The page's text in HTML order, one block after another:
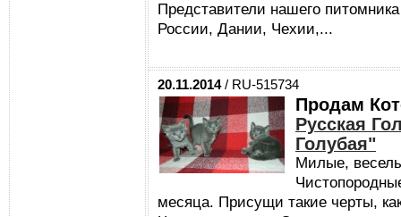
Представители нашего
России, Дании, Чехии,...
20.11.2014/ RU-515734
Продам
Русская
Голубая"
Милые,
месяца. Присущи такие черты,